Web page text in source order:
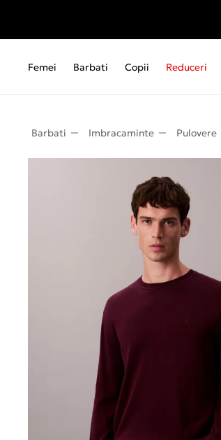
Femei Barbati Copii Reduceri
Barbati Imbracaminte Pulovere